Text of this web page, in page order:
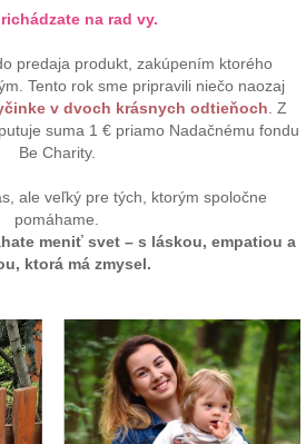
na rad vy.
predaja produkt, zakúpením ktorého
Tento rok sme pripravili niečo naozaj
v dvoch krásnych odtieňoch . Z
suma 1 € priamo Nadačnému fondu
Be Charity.
ale veľký pre tých, ktorým spoločne
pomáhame.
meniť svet – s láskou, empatiou a
ktorá má zmysel.